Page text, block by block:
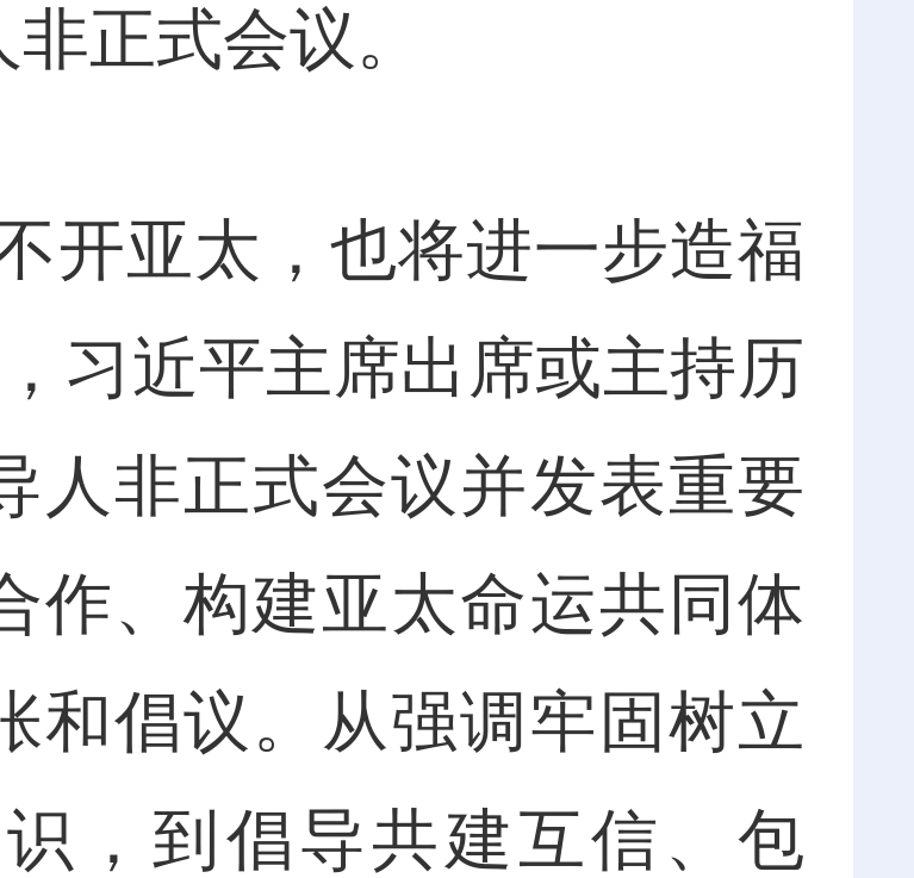
正式会议。
亚太，也将进一步造福
习近平主席出席或主持历
人非正式会议并发表重要
作、构建亚太命运共同体
和倡议。从强调牢固树立
，到倡导共建互信、包